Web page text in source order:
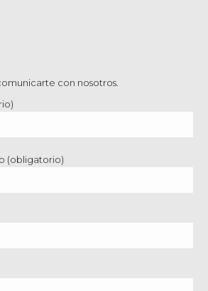
con nosotros.
(obligatorio)